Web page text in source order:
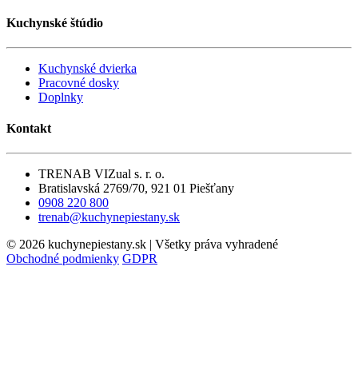
Kuchynské štúdio
Kuchynské dvierka
Pracovné dosky
Doplnky
Kontakt
TRENAB VIZual s. r. o.
Bratislavská 2769/70, 921 01 Piešťany
0908 220 800
trenab@kuchynepiestany.sk
© 2026 kuchynepiestany.sk | Všetky práva vyhradené
Obchodné podmienky GDPR